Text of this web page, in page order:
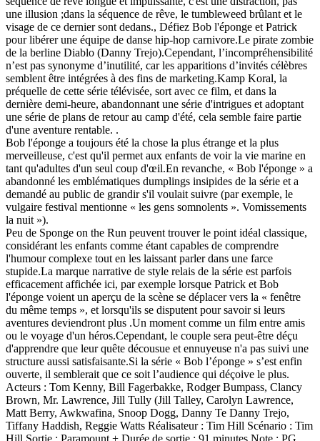
une illusion ;dans la séquence de rêve, le tumbleweed brûlant et le
visage de ce dernier sont dedans., Défiez Bob l'éponge et Patrick
pour libérer une équipe de danse hip-hop carnivore.Le pirate zombie
de la berline Diablo (Danny Trejo).Cependant, l’incompréhensibilité
n’est pas synonyme d’inutilité, car les apparitions d’invités célèbres
semblent être intégrées à des fins de marketing.Kamp Koral, la
préquelle de cette série télévisée, sort avec ce film, et dans la
dernière demi-heure, abandonnant une série d'intrigues et adoptant
une série de plans de retour au camp d'été, cela semble faire partie
d'une aventure rentable. .
Bob l'éponge a toujours été la chose la plus étrange et la plus
merveilleuse, c'est qu'il permet aux enfants de voir la vie marine en
tant qu'adultes d'un seul coup d'œil.En revanche, « Bob l'éponge » a
abandonné les emblématiques dumplings insipides de la série et a
demandé au public de grandir s'il voulait suivre (par exemple, le
vulgaire festival mentionne « les gens somnolents ». Vomissements
la nuit »).
Peu de Sponge on the Run peuvent trouver le point idéal classique,
considérant les enfants comme étant capables de comprendre
l'humour complexe tout en les laissant parler dans une farce
stupide.La marque narrative de style relais de la série est parfois
efficacement affichée ici, par exemple lorsque Patrick et Bob
l'éponge voient un aperçu de la scène se déplacer vers la « fenêtre
du même temps », et lorsqu'ils se disputent pour savoir si leurs
aventures deviendront plus .Un moment comme un film entre amis
ou le voyage d'un héros.Cependant, le couple sera peut-être déçu
d'apprendre que leur quête décousue et ennuyeuse n'a pas suivi une
structure aussi satisfaisante.Si la série « Bob l’éponge » s’est enfin
ouverte, il semblerait que ce soit l’audience qui déçoive le plus.
Acteurs : Tom Kenny, Bill Fagerbakke, Rodger Bumpass, Clancy
Brown, Mr. Lawrence, Jill Tully (Jill Talley, Carolyn Lawrence,
Matt Berry, Awkwafina, Snoop Dogg, Danny Te Danny Trejo,
Tiffany Haddish, Reggie Watts Réalisateur : Tim Hill Scénario : Tim
Hill Sortie : Paramount + Durée de sortie : 91 minutes Note : PG